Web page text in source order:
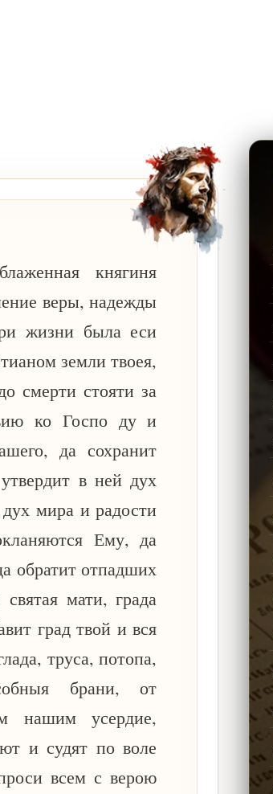
княгиня
веры, надежды
жизни была еси
земли твоея,
смерти стояти за
ко Госпо ду и
да сохранит
в ней дух
мира и радости
Ему, да
обратит отпадших
мати, града
град твой и вся
труса, потопа,
брани, от
нашим усердие,
и судят по воле
всем с верою